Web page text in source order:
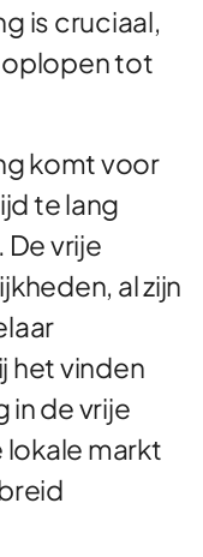
is cruciaal,
tot
komt voor
te lang
De vrije
al zijn
het vinden
in de vrije
lokale markt